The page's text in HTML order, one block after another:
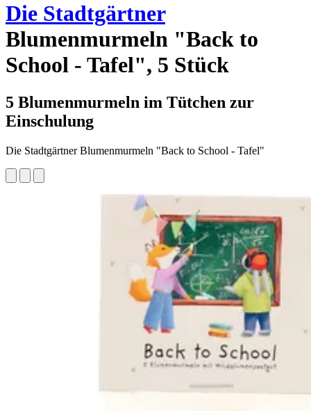
Die Stadtgärtner
Blumenmurmeln "Back to
School - Tafel", 5 Stück
5 Blumenmurmeln im Tütchen zur
Einschulung
Die Stadtgärtner Blumenmurmeln "Back to School - Tafel"